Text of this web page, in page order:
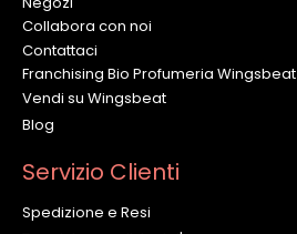
Collabora con noi
Contattaci
Franchising Bio Profumeria Wingsbeat
Vendi su Wingsbeat
Blog
Servizio Clienti
Spedizione e Resi